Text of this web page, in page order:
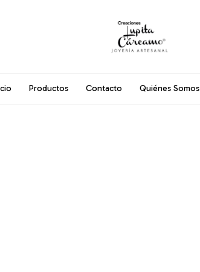
Productos Contacto Quiénes Somos